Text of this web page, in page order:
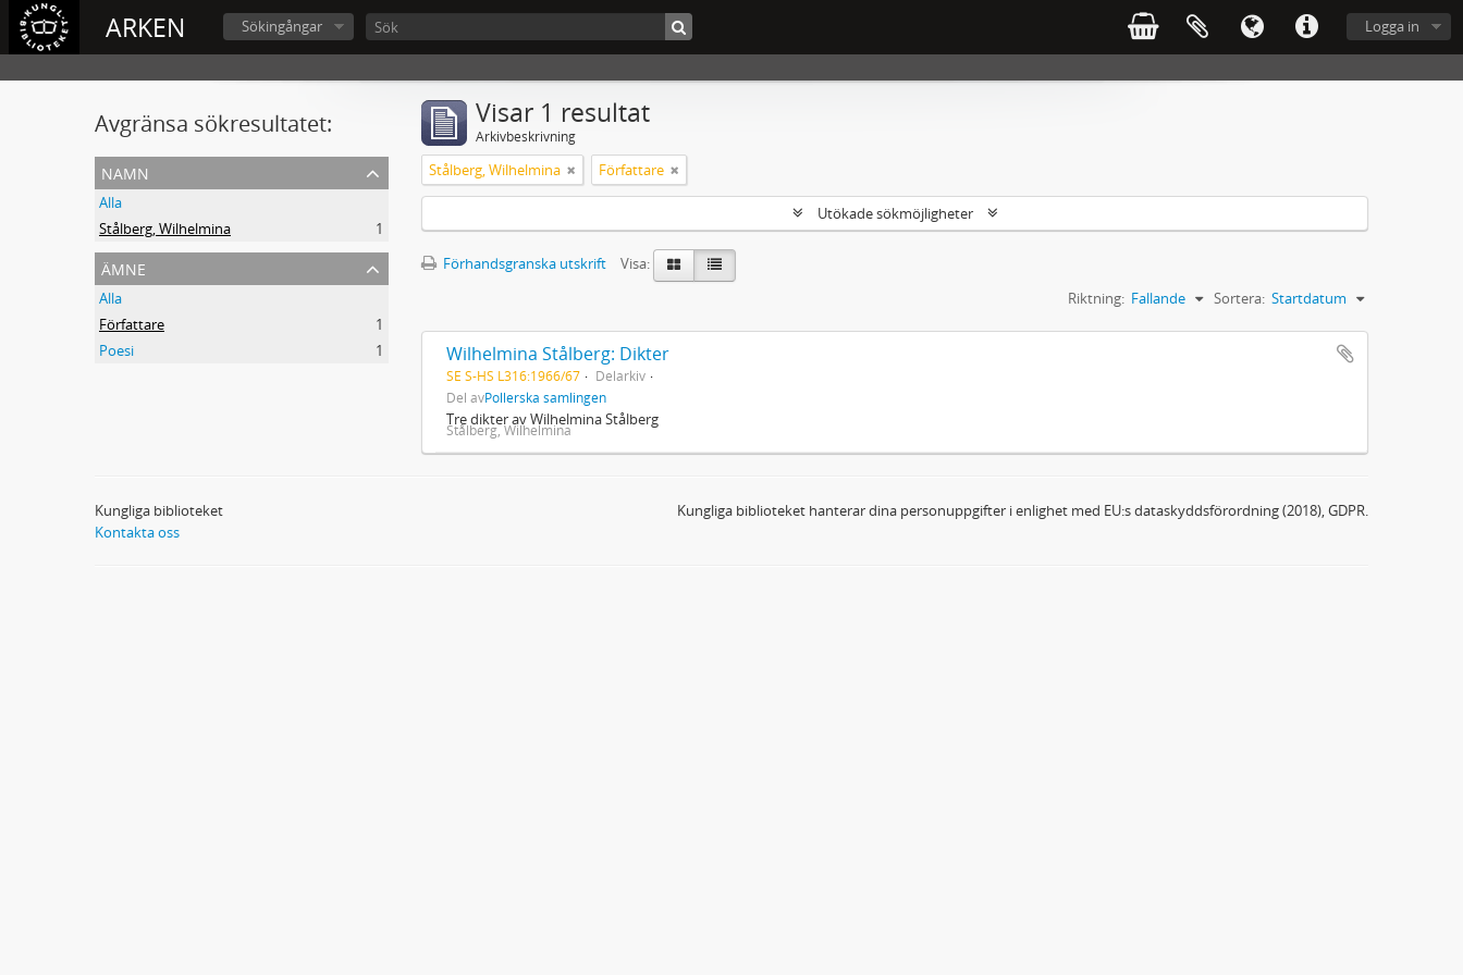
ARKEN Logga in
Sökingångar
Avgränsa sökresultatet:
namn
Alla
Stålberg, Wilhelmina
1
ämne
Alla
Författare
1
Poesi
1
Visar 1 resultat
Arkivbeskrivning
Stålberg, Wilhelmina Författare
Utökade sökmöjligheter
Förhandsgranska utskrift
Visa:
Sortera: Startdatum
Riktning: Fallande
Wilhelmina Stålberg: Dikter
SE S-HS L316:1966/67
Delarkiv
Del avPollerska samlingen
Tre dikter av Wilhelmina Stålberg
Stålberg, Wilhelmina
Kungliga biblioteket
Kontakta oss
Kungliga biblioteket hanterar dina personuppgifter i enlighet med EU:s dataskyddsförordning (2018), GDPR.